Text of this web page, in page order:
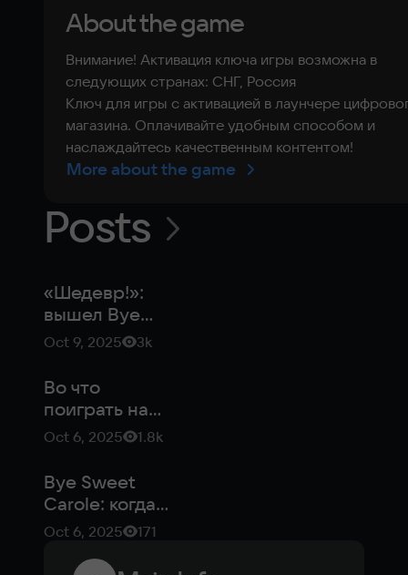
About the game
Внимание! Активация ключа игры возможна в
следующих странах: СНГ, Россия
Ключ для игры с активацией в лаунчере
магазина. Оплачивайте удобным способом и
наслаждайтесь качественным контентом!
More about the game
Posts
«Шедевр!»:
вышел Bye
Sweet Carole
стиле
мультфильмов
Disney
Oct 9, 2025 3k
Во что
поиграть на
этой неделе:
Little
Nightmares 3
Oct 6, 2025 1.8k
Bye Sweet
Carole: когда
мультфильм
превращается
Oct 6, 2025 171